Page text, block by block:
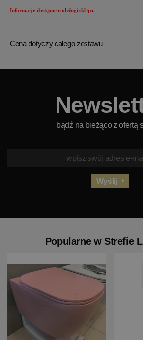
Informacje dostępne u obsługi sklepu.
Cena dotyczy całego zestawu
bądź na bieżąco z ofertą
Wyślij
Popularne w Strefie